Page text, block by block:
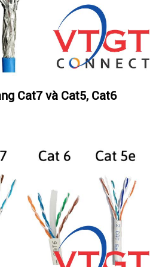
Cat7 và Cat5, Cat6